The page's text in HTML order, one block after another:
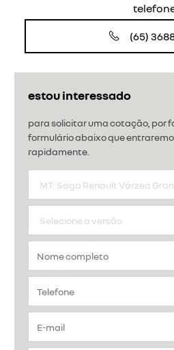
estou interessado
para solicitar uma cotação, por
formulário abaixo que
rapidamente.
(65)